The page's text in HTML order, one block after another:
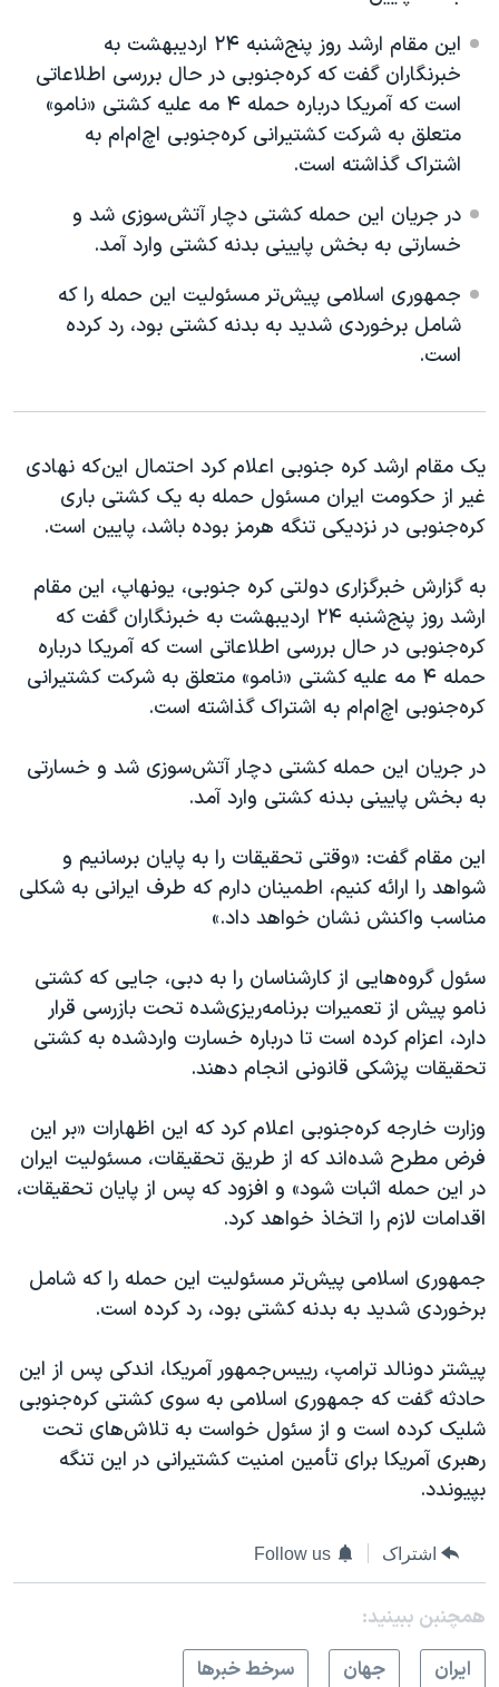
نرگس محمدی برنده جایزه نوبل صلح
همایش محافظه‌کاران آمریکا «سی‌پک»
صفحه‌های ویژه
سفر پرزیدنت ترامپ به چین
این مقام ارشد روز پنج‌شنبه ۲۴ اردیبهشت به
خبرنگاران گفت که کره‌جنوبی در حال بررسی اطلاعاتی
است که آمریکا درباره حمله ۴ مه علیه کشتی «نامو»
متعلق به شرکت کشتیرانی کره‌جنوبی اچ‌ام‌ام به
اشتراک گذاشته است.
در جریان این حمله کشتی دچار آتش‌سوزی شد و
خسارتی به بخش پایینی بدنه کشتی وارد آمد.
جمهوری اسلامی پیش‌تر مسئولیت این حمله را که
شامل برخوردی شدید به بدنه کشتی بود، رد کرده
است.
یک مقام ارشد کره جنوبی اعلام کرد احتمال این‌که نهادی
غیر از حکومت ایران مسئول حمله به یک کشتی باری
کره‌جنوبی در نزدیکی تنگه هرمز بوده باشد، پایین است.
به گزارش خبرگزاری دولتی کره جنوبی، یونهاپ، این مقام
ارشد روز پنج‌شنبه ۲۴ اردیبهشت به خبرنگاران گفت که
کره‌جنوبی در حال بررسی اطلاعاتی است که آمریکا درباره
حمله ۴ مه علیه کشتی «نامو» متعلق به شرکت کشتیرانی
کره‌جنوبی اچ‌ام‌ام به اشتراک گذاشته است.
در جریان این حمله کشتی دچار آتش‌سوزی شد و خسارتی
به بخش پایینی بدنه کشتی وارد آمد.
این مقام گفت: «وقتی تحقیقات را به پایان برسانیم و
شواهد را ارائه کنیم، اطمینان دارم که طرف ایرانی به شکلی
مناسب واکنش نشان خواهد داد.»
سئول گروه‌هایی از کارشناسان را به دبی، جایی که کشتی
نامو پیش از تعمیرات برنامه‌ریزی‌شده تحت بازرسی قرار
دارد، اعزام کرده است تا درباره خسارت واردشده به کشتی
تحقیقات پزشکی قانونی انجام دهند.
وزارت خارجه کره‌جنوبی اعلام کرد که این اظهارات «بر این
فرض مطرح شده‌اند که از طریق تحقیقات، مسئولیت ایران
در این حمله اثبات شود» و افزود که پس از پایان تحقیقات،
اقدامات لازم را اتخاذ خواهد کرد.
جمهوری اسلامی پیش‌تر مسئولیت این حمله را که شامل
برخوردی شدید به بدنه کشتی بود، رد کرده است.
پیشتر دونالد ترامپ، رییس‌جمهور آمریکا، اندکی پس از این
حادثه گفت که جمهوری اسلامی به سوی کشتی کره‌جنوبی
شلیک کرده است و از سئول خواست به تلاش‌های تحت
رهبری آمریکا برای تأمین امنیت کشتیرانی در این تنگه
بپیوندد.
اشتراک Follow us
همچنبن ببینید:
ايران
جهان سرخط خبرها